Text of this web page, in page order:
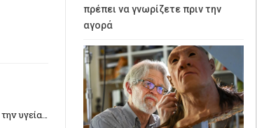
υγεία…
πρέπει να γνωρίζετε πριν την
αγορά